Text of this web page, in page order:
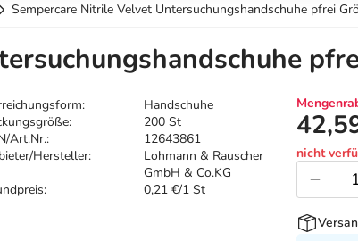
Sempercare Nitrile Velvet Untersuchungshandschuhe pfrei
Handschuhe
200 St
Art.Nr.:
12643861
Hersteller:
Lohmann & Rauscher
GmbH & Co.KG
0,21 €/1 St
nicht